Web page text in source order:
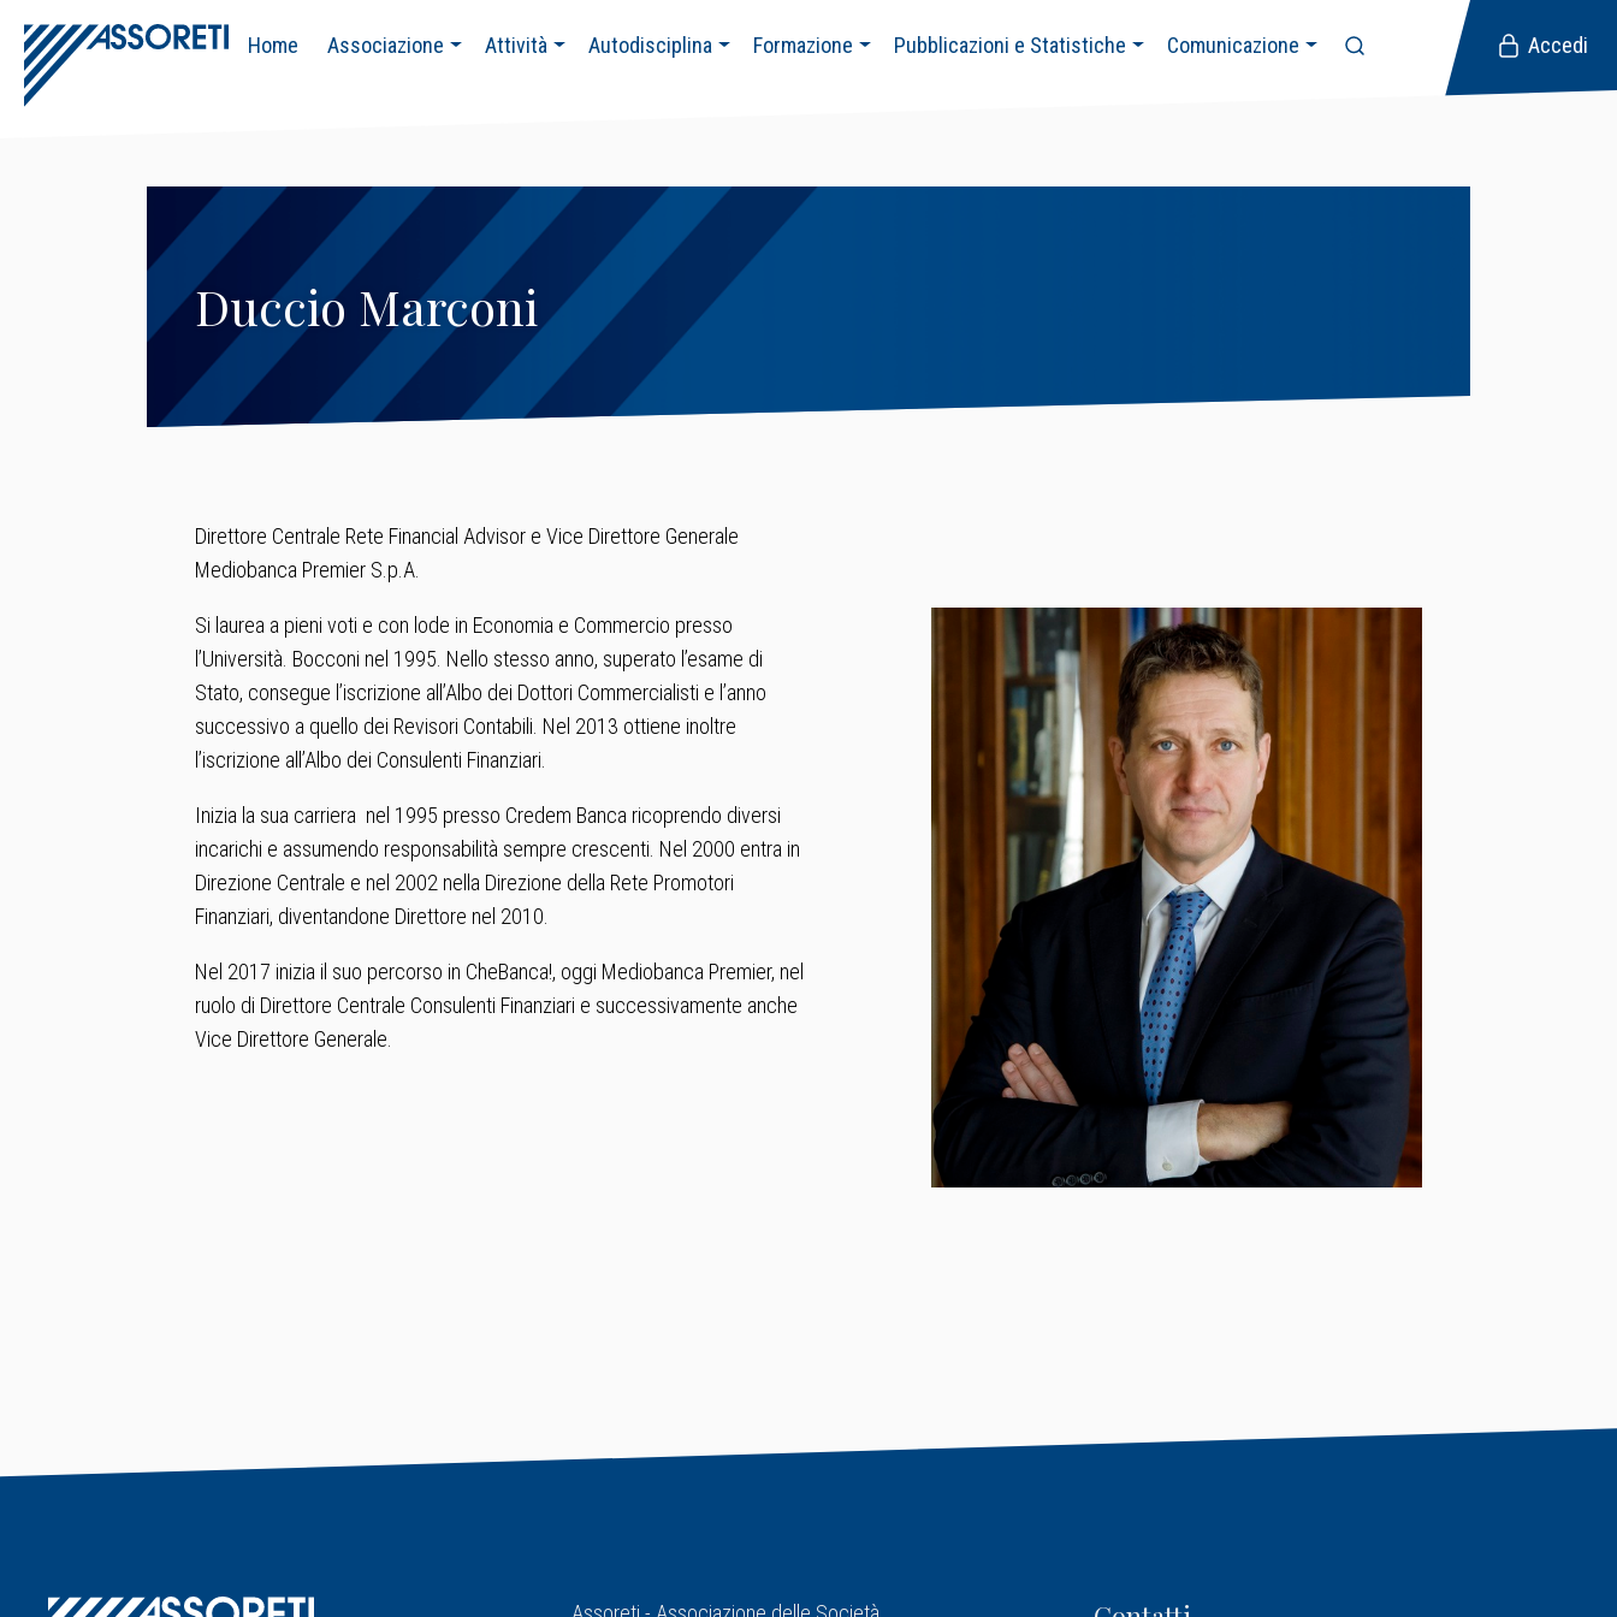
Accedi
Home Associazione Attività Autodisciplina Formazione Pubblicazioni e Statistiche Comunicazione
Duccio Marconi
Direttore Centrale Rete Financial Advisor e Vice Direttore Generale
Mediobanca Premier S.p.A.
Si laurea a pieni voti e con lode in Economia e Commercio presso
l’Università. Bocconi nel 1995. Nello stesso anno, superato l’esame di
Stato, consegue l’iscrizione all’Albo dei Dottori Commercialisti e l’anno
successivo a quello dei Revisori Contabili. Nel 2013 ottiene inoltre
l’iscrizione all’Albo dei Consulenti Finanziari.
Inizia la sua carriera nel 1995 presso Credem Banca ricoprendo diversi
incarichi e assumendo responsabilità sempre crescenti. Nel 2000 entra in
Direzione Centrale e nel 2002 nella Direzione della Rete Promotori
Finanziari, diventandone Direttore nel 2010.
Nel 2017 inizia il suo percorso in CheBanca!, oggi Mediobanca Premier, nel
ruolo di Direttore Centrale Consulenti Finanziari e successivamente anche
Vice Direttore Generale.